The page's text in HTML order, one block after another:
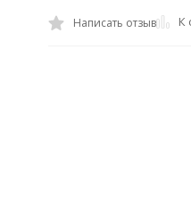
Написать отзыв К